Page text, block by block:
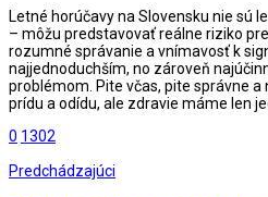
Letné horúčavy na Slovensku nie sú
– môžu predstavovať reálne riziko
rozumné správanie a vnímavosť k
najjednoduchším, no zároveň
problémom. Pite včas, pite správne
prídu a odídu, ale zdravie máme len
0 1302
Predchádzajúci